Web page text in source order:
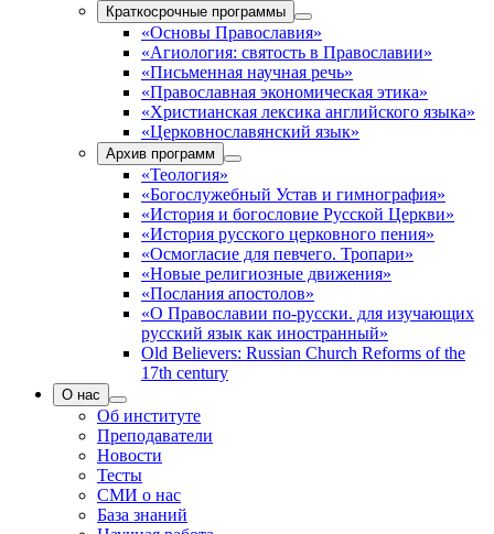
Краткосрочные программы
«Основы Православия»
«Агиология: святость в Православии»
«Письменная научная речь»
«Православная экономическая этика»
«Христианская лексика английского языка»
«Церковнославянский язык»
Архив программ
«Теология»
«Богослужебный Устав и гимнография»
«История и богословие Русской Церкви»
«История русского церковного пения»
«Осмогласие для певчего. Тропари»
«Новые религиозные движения»
«Послания апостолов»
«О Православии по-русски. для изучающих
русский язык как иностранный»
Old Believers: Russian Church Reforms of the
17th century
О нас
Об институте
Преподаватели
Новости
Тесты
СМИ о нас
База знаний